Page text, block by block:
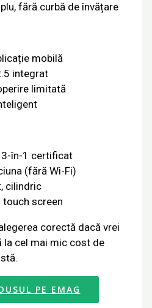
fără curbă de învățare
mobilă
integrat
limitată
3-în-1 certificat
(fără Wi-Fi)
cilindric
touch screen
corectă dacă vrei
la cel mai mic cost de
PE EMAG